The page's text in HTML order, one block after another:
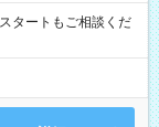
ートもご相談くだ